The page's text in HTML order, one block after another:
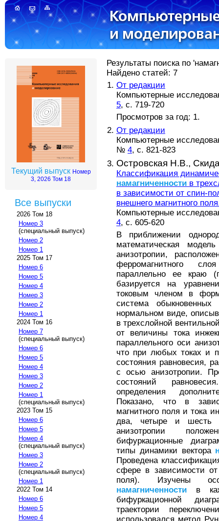
Текущий выпуск Номер
3, 2026 Том 18
Все выпуски
2026 Том 18
Номер 3
(специальный выпуск)
Номер 2
Номер 1
2025 Том 17
Номер 6
Номер 5
Номер 4
Номер 3
Номер 2
Номер 1
2024 Том 16
Номер 7
(специальный выпуск)
Номер 6
Номер 5
Номер 4
Номер 3
Номер 2
Номер 1
(специальный выпуск)
2023 Том 15
Номер 6
Номер 5
Номер 4
(специальный выпуск)
Номер 3
Номер 2
(специальный выпуск)
Номер 1
2022 Том 14
Номер 6
Номер 5
Номер 4
Результаты поиска по
Найдено статей: 7
От редакции
Компьютерные
5, с. 719-720
Просмотров за год: 1.
От редакции
Компьютерные
№ 4, с. 821-823
Островская Н.В.,
Классификация
намагниченности в
в зависимости от спин-
внешнего магнитного
Компьютерные
4, с. 605-620
В приближении
математическая
анизотропии,
ферромагнитного
параллельно ее краю
базируется на
токовым членом в
система
нормальном виде,
в трехслойной
от величины тока
параллельного оси
что при любых токах и
состояния равновесия,
с осью анизотропии.
состояний
определения
Показано, что в
магнитного поля и тока
два, четыре и шесть
анизотропии
бифуркационные
типы динамики вектора
Проведена
сфере в зависимости
поля). Изучены
намагниченности в
бифуркационной
траектории